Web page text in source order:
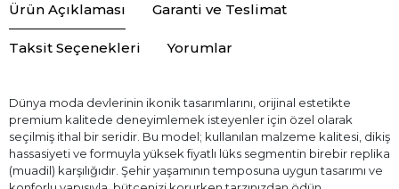
Ürün Açıklaması Garanti ve Teslimat
Taksit Seçenekleri Yorumlar
Dünya moda devlerinin ikonik tasarımlarını, orijinal estetikte
premium kalitede deneyimlemek isteyenler için özel olarak
seçilmiş ithal bir seridir. Bu model; kullanılan malzeme kalitesi, dikiş
hassasiyeti ve formuyla yüksek fiyatlı lüks segmentin birebir replika
(muadil) karşılığıdır. Şehir yaşamının temposuna uygun tasarımı ve